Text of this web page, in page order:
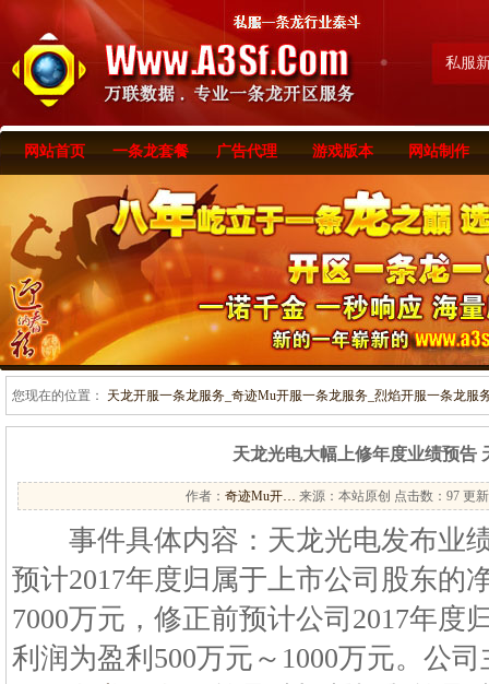
私服
网站首页 一条龙套餐 广告代理 游戏版本 网站制作
您现在的位置： 天龙开服一条龙服务_奇迹Mu开服一条龙服务_烈焰开服一条龙服
天龙光电大幅上修年度业绩预告
作者： 奇迹Mu开… 来源：本站原创 点击数： 97 更
事件具体内容：天龙光电发布业
预计2017年度归属于上市公司股东的
7000万元，修正前预计公司2017年度
利润为盈利500万元～1000万元。公